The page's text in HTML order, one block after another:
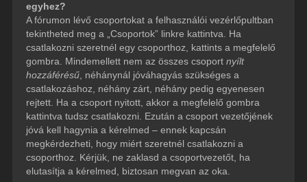
egyhez?
A fórumon lévő csoportokat a felhasználói vezérlőpultban
tekintheted meg a „Csoportok” linkre kattintva. Ha
csatlakozni szeretnél egy csoporthoz, kattints a megfelelő
gombra. Mindemellett nem az összes csoport nyílt
hozzáférésű, néhánynál jóváhagyás szükséges a
csatlakozáshoz, néhány zárt, néhány pedig egyenesen
rejtett. Ha a csoport nyitott, akkor a megfelelő gombra
kattintva tudsz csatlakozni. Ezután a csoport vezetőjének
jóvá kell hagynia a kérelmed – ennek kapcsán
megkérdezheti, hogy miért szeretnél csatlakozni a
csoporthoz. Kérjük, ne zaklasd a csoportvezetőt, ha
elutasítja a kérelmed, biztosan megvan az oka.